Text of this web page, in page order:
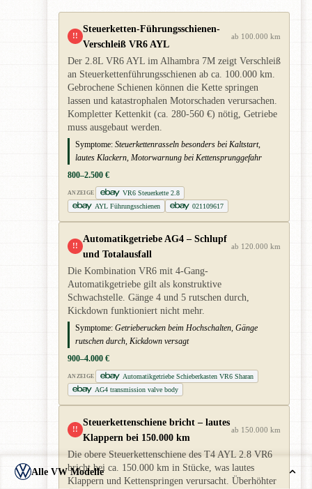
!!
Steuerketten-Führungsschienen-
Verschleiß VR6 AYL
ab 100.000 km
Der 2.8L VR6 AYL im Alhambra 7M zeigt Verschleiß
an Steuerkettenführungsschienen ab ca. 100.000 km.
Gebrochene Schienen können die Kette springen
lassen und katastrophalen Motorschaden verursachen.
Kompletter Kettenkit (ca. 280-560 €) nötig, Getriebe
muss ausgebaut werden.
Symptome: Steuerkettenrasseln besonders bei Kaltstart,
lautes Klackern, Motorwarnung bei Kettensprunggefahr
800–2.500 €
ANZEIGE
VR6 Steuerkette 2.8
AYL Führungsschienen
021109617
!!
Automatikgetriebe AG4 – Schlupf
und Totalausfall
ab 120.000 km
Die Kombination VR6 mit 4-Gang-
Automatikgetriebe gilt als konstruktive
Schwachstelle. Gänge 4 und 5 rutschen durch,
Kickdown funktioniert nicht mehr.
Symptome: Getrieberucken beim Hochschalten, Gänge
rutschen durch, Kickdown versagt
900–4.000 €
ANZEIGE
Automatikgetriebe Schieberkasten VR6 Sharan
AG4 transmission valve body
!!
Steuerkettenschiene bricht – lautes
Klappern bei 150.000 km
ab 150.000 km
Die obere Steuerkettenschiene des T4 AYL 2.8 VR6
bricht bei ca. 150.000 km in Stücke, was lautes
Klappern und Kettenspringen verursacht. Überhöhter
Alle VW Modelle